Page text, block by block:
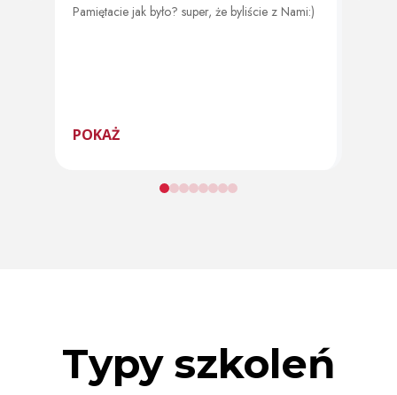
Pamiętacie jak było? super, że byliście z Nami:)
POKAŻ
Typy szkoleń